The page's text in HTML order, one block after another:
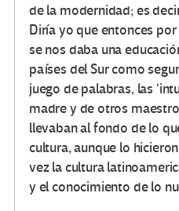
de la modernidad; es
Diría yo que entonces por
se nos daba una
países del Sur como
juego de palabras, las
madre y de otros
llevaban al fondo de lo
cultura, aunque lo
vez la cultura
y el conocimiento de lo